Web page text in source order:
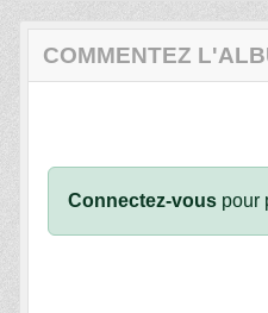
COMMENTEZ
Connectez-vous pour